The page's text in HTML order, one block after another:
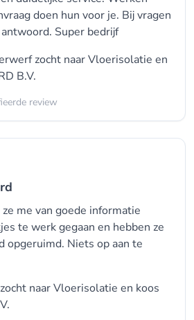
doen hun voor je. Bij vragen
Super bedrijf
zocht naar Vloerisolatie en
B.V.
review
me van goede informatie
te werk gegaan en hebben ze
opgeruimd. Niets op aan te
naar Vloerisolatie en koos